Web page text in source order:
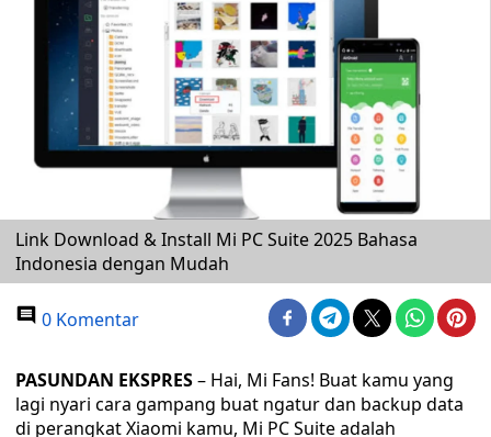
Link Download & Install Mi PC Suite 2025 Bahasa
Indonesia dengan Mudah
0 Komentar
PASUNDAN EKSPRES– Hai, Mi Fans! Buat kamu yang
lagi nyari cara gampang buat ngatur dan backup data
di perangkat Xiaomi kamu, Mi PC Suite adalah